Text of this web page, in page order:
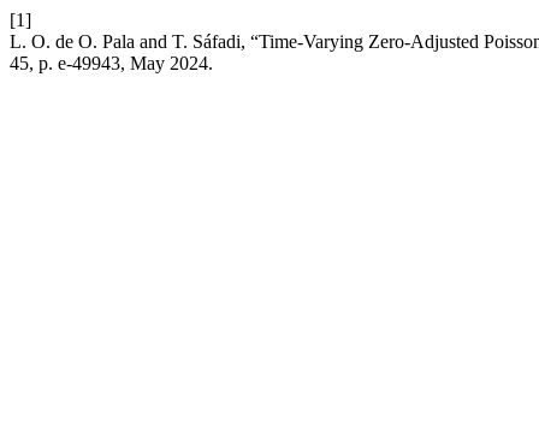
[1]
L. O. de O. Pala and T. Sáfadi, “Time-Varying Zero-Adjusted
45, p. e-49943, May 2024.